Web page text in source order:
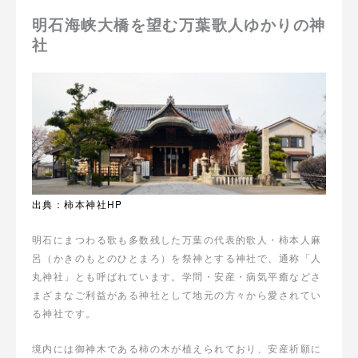
明石海峡大橋を望む万葉歌人ゆかりの神
社
出典：柿本神社HP
明石にまつわる歌も多数残した万葉の代表的歌人・柿本人麻
呂（かきのもとのひとまろ）を祭神とする神社で、通称「人
丸神社」とも呼ばれています。学問・安産・病気平癒などさ
まざまなご利益がある神社として地元の方々から愛されてい
る神社です。
境内には御神木である柿の木が植えられており、安産祈願に